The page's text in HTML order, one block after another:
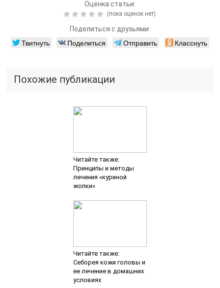
Оценка статьи:
(пока оценок нет)
Поделиться с друзьями:
Твитнуть Поделиться Отправить Класснуть
Похожие публикации
Читайте также:
Принципы и методы
лечения «куриной
жопки»
Читайте также:
Себорея кожи головы и
ее лечение в домашних
условиях